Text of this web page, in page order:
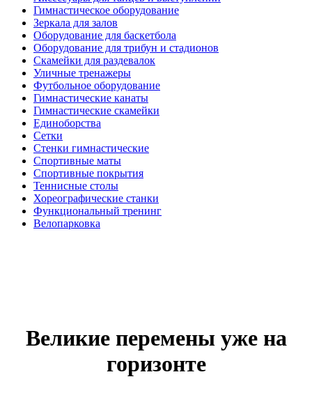
Гимнастическое оборудование
Зеркала для залов
Оборудование для баскетбола
Оборудование для трибун и стадионов
Скамейки для раздевалок
Уличные тренажеры
Футбольное оборудование
Гимнастические канаты
Гимнастические скамейки
Единоборства
Сетки
Стенки гимнастические
Спортивные маты
Спортивные покрытия
Теннисные столы
Хореографические станки
Функциональный тренинг
Велопарковка
Великие перемены уже на
горизонте